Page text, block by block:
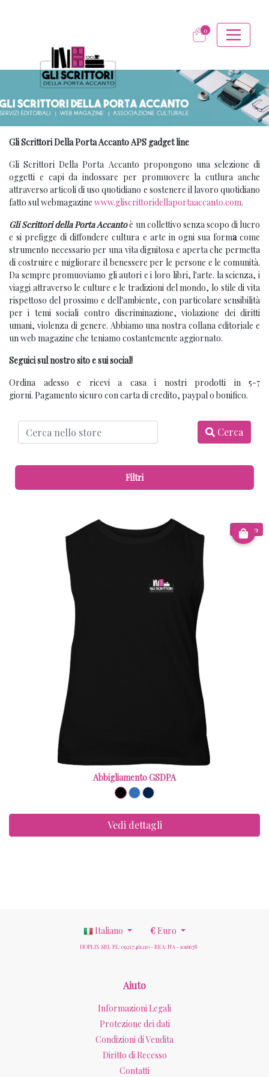
0
Gli Scrittori Della Porta Accanto APS gadget line
Gli Scrittori Della Porta Accanto propongono una selezione di
oggetti e capi da indossare per promuovere la cutlura anche
attraverso articoli di uso quotidiano e sostenere il lavoro quotidiano
fatto sul webmagazine www.gliscrittoridellaportaaccanto.com.
Gli Scrittori della Porta Accantoè un collettivo senza scopo di lucro
e si prefigge di diffondere cultura e arte in ogni sua formacome
strumento necessario per una vita dignitosa e aperta che permetta
di costruire e migliorare il benessere per le persone e le comunità.
Da sempre promuoviamo gli autori e i loro libri, l'arte. la scienza, i
viaggi attraverso le culture e le tradizioni del mondo, lo stile di vita
rispettoso del prossimo e dell'ambiente, con particolare sensibilità
per i temi sociali contro discriminazione, violazione dei diritti
umani, violenza di genere. Abbiamo una nostra collana editoriale e
un web magazine che teniamo costantemente aggiornato.
Seguici sul nostro sito e sui social!
Ordina adesso e ricevi a casa i nostri prodotti in 5-7
giorni. Pagamento sicuro con carta di credito, paypal o bonifico.
Cerca
€ 12.00
Abbigliamento GSDPA
Vedi dettagli
Filtri
Italiano €Euro
HOPLIX SRL P.I.: 09217461210 - REA: NA - 1016678
Aiuto
Informazioni Legali
Protezione dei dati
Condizioni di Vendita
Diritto di Recesso
Contatti